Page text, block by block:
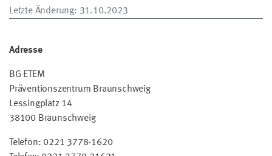
Letzte Änderung: 31.10.2023
Adresse
BG ETEM
Präventionszentrum Braunschweig
Lessingplatz 14
38100 Braunschweig
Telefon: 0221 3778-1620